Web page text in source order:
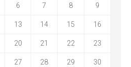
6 7 8 9
13 14 15 16
20 21 22 23
27 28 29 30